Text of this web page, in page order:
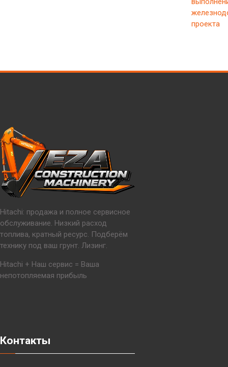
проекта
Hitachi: продажа и полное сервисное
обслуживание. Низкий расход
топлива, кратный ресурс. Подберём
технику под ваш грунт. Лизинг.
Hitachi + Наш сервис = Ваша
непотопляемая прибыль
Контакты